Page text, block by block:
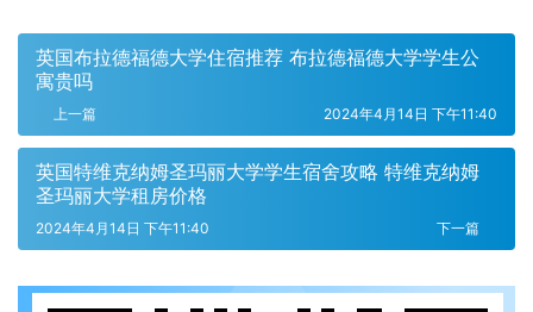
英国布拉德福德大学住宿推荐 布拉德福德大学学生公
寓贵吗
上一篇 2024年4月14日 下午11:40
英国特维克纳姆圣玛丽大学学生宿舍攻略 特维克纳姆
圣玛丽大学租房价格
下一篇
2024年4月14日 下午11:40